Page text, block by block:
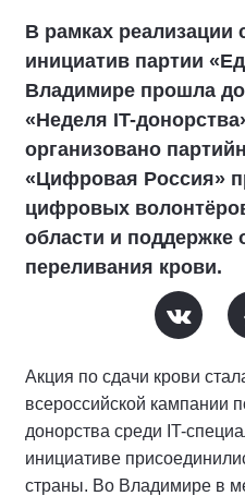
В рамках реализации
инициатив партии
Владимире прошла
«Неделя IT-
организовано
«Цифровая Россия»
цифровых
области и поддержке
переливания крови.
Акция по сдачи крови
всероссийской кампании
донорства среди IT-
инициативе
страны. Во Владимире в